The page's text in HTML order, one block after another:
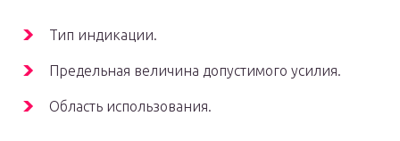
Тип индикации.
Предельная величина допустимого усилия.
Область использования.